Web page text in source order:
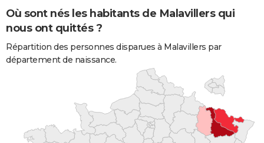
Où sont nés les habitants de Malavillers qui
nous ont quittés ?
Répartition des personnes disparues à Malavillers par
département de naissance.